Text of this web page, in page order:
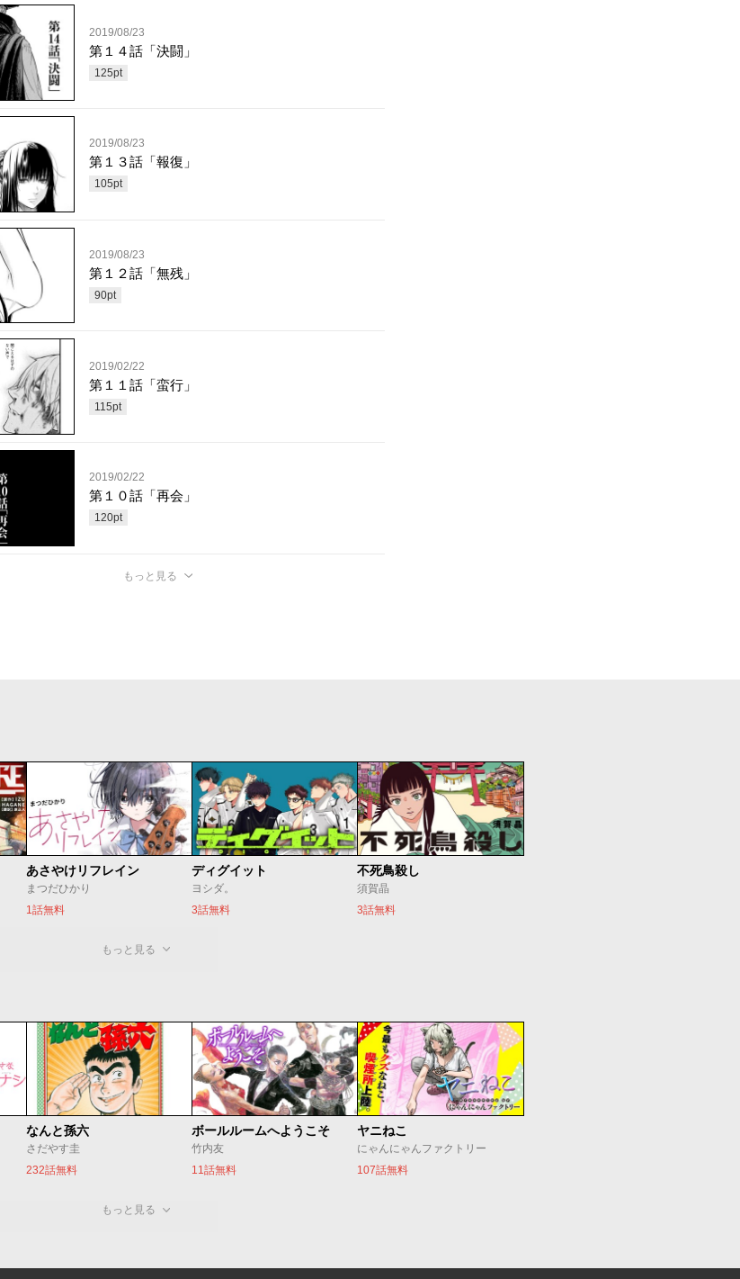
2019/08/23
第１４話「決闘」
125pt
2019/08/23
第１３話「報復」
105pt
2019/08/23
第１２話「無残」
90pt
2019/02/22
第１１話「蛮行」
115pt
2019/02/22
第１０話「再会」
120pt
もっと見る
あさやけリフレイン
まつだひかり
1話無料
ディグイット
ヨシダ。
3話無料
不死鳥殺し
須賀晶
3話無料
もっと見る
なんと孫六
さだやす圭
232話無料
ボールルームへようこそ
竹内友
11話無料
ヤニねこ
にゃんにゃんファクトリー
107話無料
もっと見る